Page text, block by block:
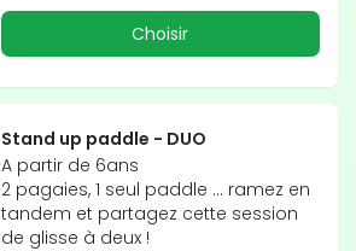
Choisir
Stand up paddle - DUO
A partir de 6ans
2 pagaies, 1 seul paddle … ramez en
tandem et partagez cette session
de glisse à deux !